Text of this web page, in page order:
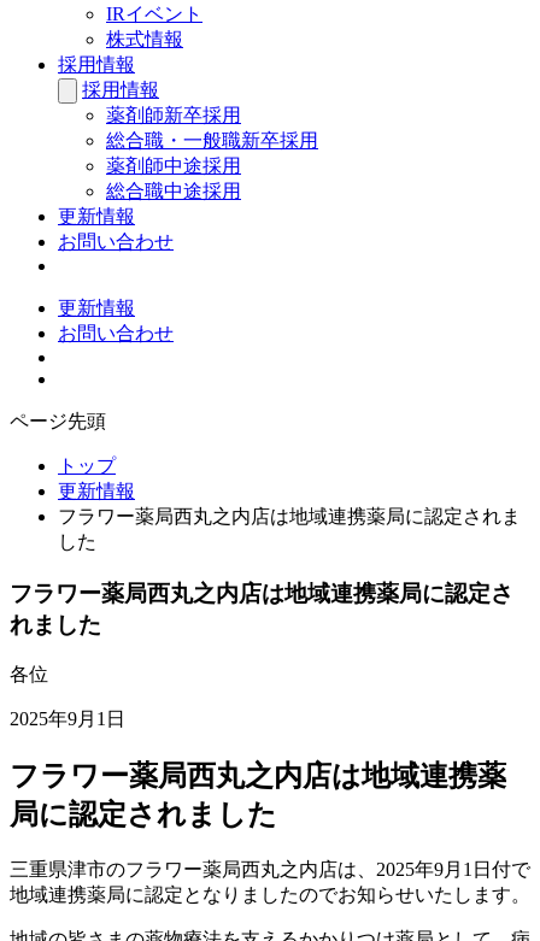
IRイベント
株式情報
採用情報
採用情報
薬剤師新卒採用
総合職・一般職新卒採用
薬剤師中途採用
総合職中途採用
更新情報
お問い合わせ
更新情報
お問い合わせ
ページ先頭
トップ
更新情報
フラワー薬局西丸之内店は地域連携薬局に認定されま
した
フラワー薬局西丸之内店は地域連携薬局に認定さ
れました
各位
2025年9月1日
フラワー薬局西丸之内店は地域連携薬
局に認定されました
三重県津市のフラワー薬局西丸之内店は、2025年9月1日付で
地域連携薬局に認定となりましたのでお知らせいたします。